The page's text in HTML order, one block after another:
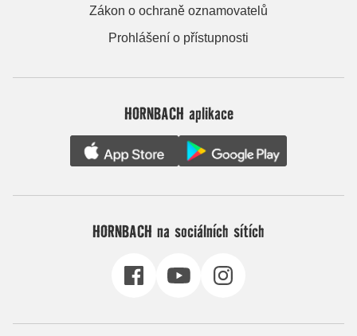
Zákon o ochraně oznamovatelů
Prohlášení o přístupnosti
HORNBACH aplikace
HORNBACH na sociálních sítích